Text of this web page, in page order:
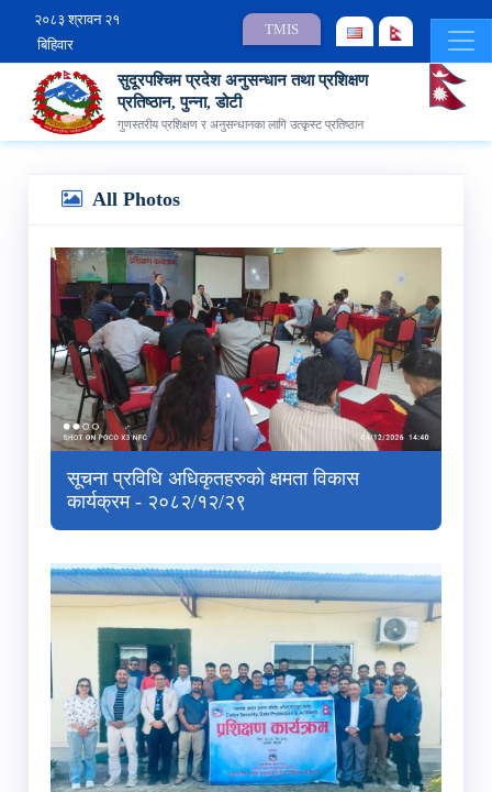
२०८३ श्रावन २१
बिहिवार
TMIS
सुदूरपश्चिम प्रदेश अनुसन्धान तथा प्रशिक्षण
प्रतिष्ठान, पुन्ना, डोटी
गुणस्तरीय प्रशिक्षण र अनुसन्धानका लागि उत्कृस्ट प्रतिष्ठान
All Photos
सूचना प्रविधि अधिकृतहरुको क्षमता विकास
कार्यक्रम - २०८२/१२/२९